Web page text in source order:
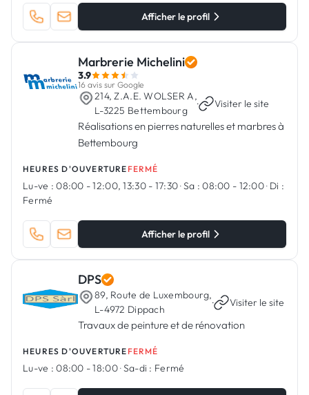
Afficher le profil
Marbrerie Michelini
3.9
16 avis sur Google
214, Z.A.E. WOLSER A,
L-3225 Bettembourg
· Visiter le site
Réalisations en pierres naturelles et marbres à
Bettembourg
HEURES D'OUVERTURE FERMÉ
Lu-ve : 08:00 - 12:00, 13:30 - 17:30·Sa : 08:00 - 12:00· Di :
Fermé
Afficher le profil
DPS
89, Route de Luxembourg,
L-4972 Dippach
· Visiter le site
Travaux de peinture et de rénovation
HEURES D'OUVERTURE FERMÉ
Lu-ve : 08:00 - 18:00·Sa-di : Fermé